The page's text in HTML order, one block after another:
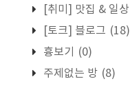
[취미] 맛집 & 일상
[토크] 블로그 (18)
흉보기
(0)
주제없는 방 (8)